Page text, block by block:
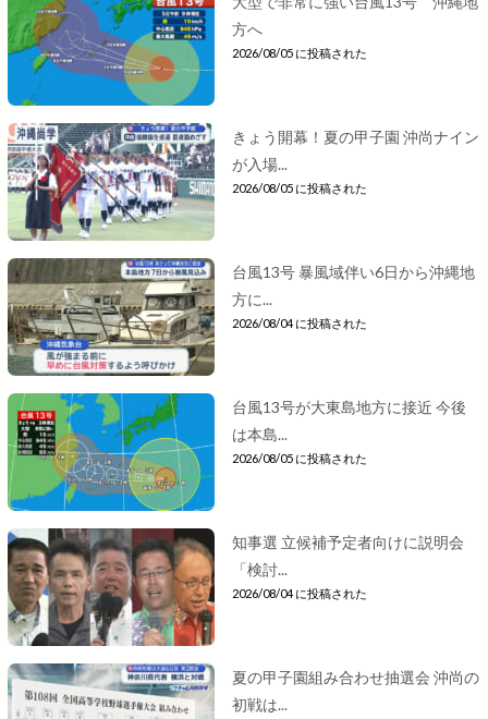
方へ
2026/08/05 に投稿された
きょう開幕！夏の甲子園 沖尚ナイン
が入場...
2026/08/05 に投稿された
台風13号 暴風域伴い6日から沖縄地
方に...
2026/08/04 に投稿された
台風13号が大東島地方に接近 今後
は本島...
2026/08/05 に投稿された
知事選 立候補予定者向けに説明会
「検討...
2026/08/04 に投稿された
夏の甲子園組み合わせ抽選会 沖尚の
初戦は...